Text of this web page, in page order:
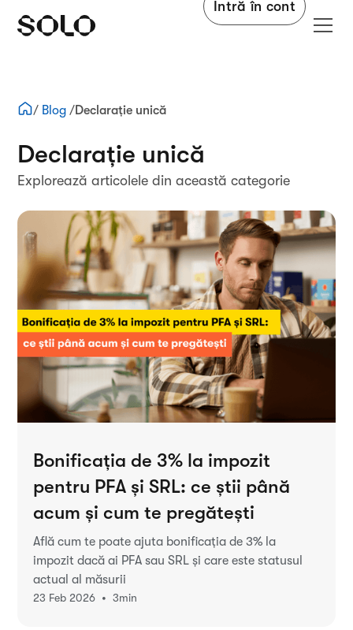
Intră în cont
/ Blog/Declarație unică
Declarație unică
Explorează articolele din această categorie
Bonificația de 3% la impozit
pentru PFA și SRL: ce știi până
acum și cum te pregătești
Află cum te poate ajuta bonificația de 3% la
impozit dacă ai PFA sau SRL și care este statusul
actual al măsurii
23 Feb 2026 • 3min